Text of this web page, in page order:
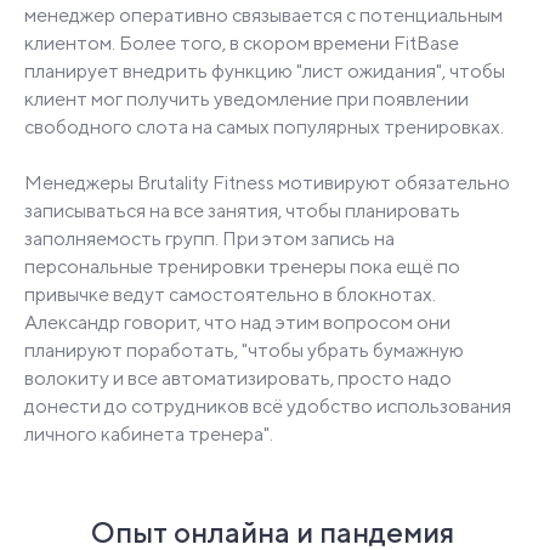
менеджер оперативно связывается с потенциальным
клиентом. Более того, в скором времени FitBase
планирует внедрить функцию "лист ожидания", чтобы
клиент мог получить уведомление при появлении
свободного слота на самых популярных тренировках.
Менеджеры Brutality Fitness мотивируют обязательно
записываться на все занятия, чтобы планировать
заполняемость групп. При этом запись на
персональные тренировки тренеры пока ещё по
привычке ведут самостоятельно в блокнотах.
Александр говорит, что над этим вопросом они
планируют поработать, "чтобы убрать бумажную
волокиту и все автоматизировать, просто надо
донести до сотрудников всё удобство использования
личного кабинета тренера".
Опыт онлайна и пандемия